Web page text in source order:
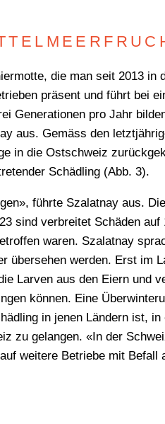
die man seit 2013
präsent und führt bei
Generationen pro Jahr
aus. Gemäss den
in die Ostschweiz
Schädling (Abb. 3).
führte Szalatnay aus.
sind verbreitet Schäden
waren. Szalatnay
übersehen werden. Erst im
Larven aus den Eiern und
können. Eine
in jenen Ländern ist,
zu gelangen. «In der
weitere Betriebe mit